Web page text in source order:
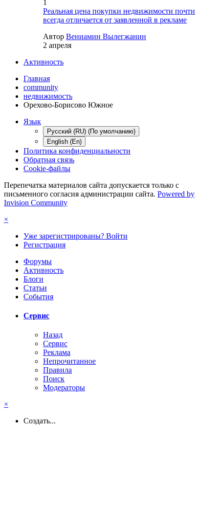
1
Реальная цена покупки недвижимости почти
всегда отличается от заявленной в рекламе
Автор Вениамин Вылегжанин
2 апреля
Активность
Главная
community
недвижимость
Орехово-Борисово Южное
Язык
Русский (RU) (По умолчанию)
English (En)
Политика конфиденциальности
Обратная связь
Cookie-файлы
Перепечатка материалов сайта допускается только с
письменного согласия администрации сайта. Powered by
Invision Community
×
Уже зарегистрированы? Войти
Регистрация
Форумы
Активность
Блоги
Статьи
События
Сервис
Назад
Сервис
Реклама
Непрочитанное
Правила
Поиск
Модераторы
×
Создать...